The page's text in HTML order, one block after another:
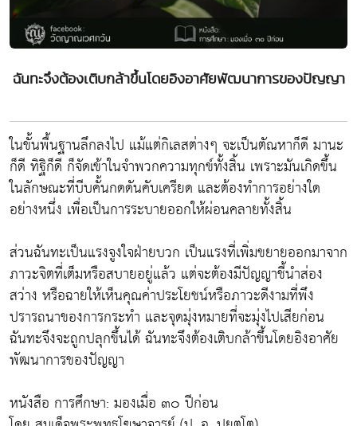
ฉันทะจึงต้องเติบกล้าขึ้นโดยอิงอาศัยพัฒนาการของปัญญา
ในขั้นพื้นฐานลึกลงไป แม้แต่กิเลสต่างๆ จะเป็นตัณหาก็ดี มานะ
ก็ดี ทิฐิก็ดี ก็จัดเข้าในจำพวกความทุกข์ทั้งสิ้น เพราะมันเกิดขึ้น
ในลักษณะที่บีบคั้นกดดันคับเครียด และต้องทำการอย่างใด
อย่างหนึ่ง เพื่อเป็นการระบายออกให้ผ่อนคลายทั้งสิ้น
ส่วนฉันทะเป็นแรงจูงใจฝ่ายบวก เป็นแรงที่เพิ่มขยายออกมาจาก
ภาวะจิตที่เต็มหรือสบายอยู่แล้ว แต่จะต้องมีปัญญาชี้นำส่อง
สว่าง หรือฉายให้เห็นคุณค่าประโยชน์หรือภาวะดีงามที่พึง
ปรารถนาของการกระทำ และจุดมุ่งหมายที่จะมุ่งไปเสียก่อน
ฉันทะจึงจะถูกปลุกขึ้นได้ ฉันทะจึงต้องเติบกล้าขึ้นโดยอิงอาศัย
พัฒนาการของปัญญา
หนังสือ การศึกษา: มองเมื่อ ๓๐ ปีก่อน